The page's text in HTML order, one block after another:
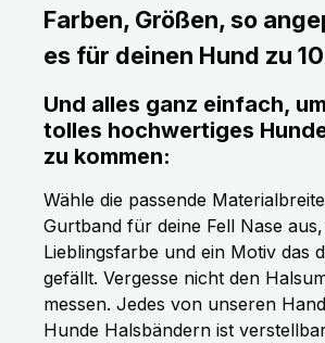
Farben, Größen, so
es für deinen Hund zu
Und alles ganz einfach,
tolles hochwertiges
zu kommen:
Wähle die passende
Gurtband für deine Fell Nase
Lieblingsfarbe und ein Motiv das
gefällt. Vergesse nicht den
messen. Jedes von unseren
Hunde Halsbändern ist